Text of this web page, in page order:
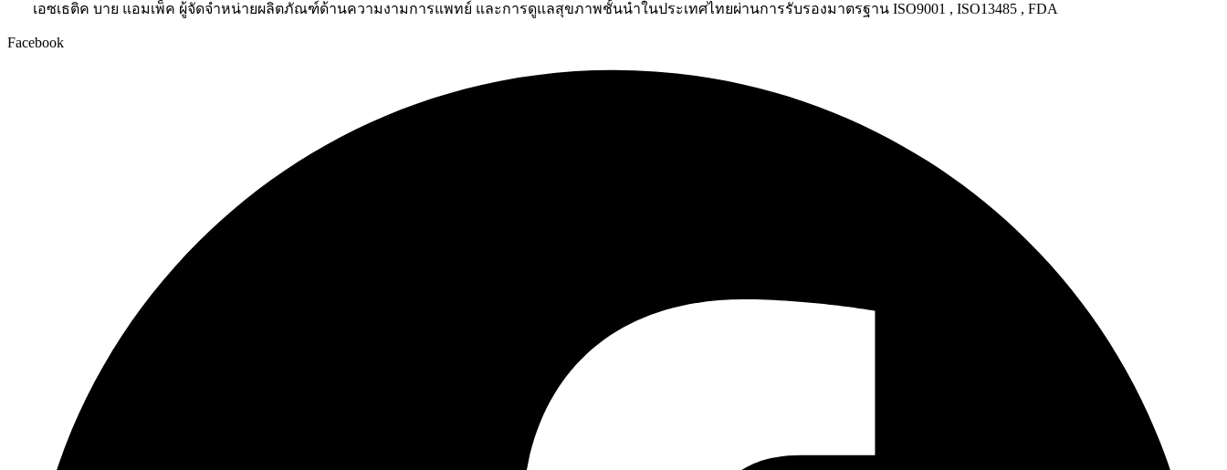
เอซเธติค บาย แอมเพ็ค ผู้จัดจำหน่ายผลิตภัณฑ์ด้านความงามการแพทย์ และการดูแลสุขภาพชั้นนำในประเทศไทยผ่านการรับรองมาตรฐาน ISO9001 , ISO13485 , FDA
Facebook